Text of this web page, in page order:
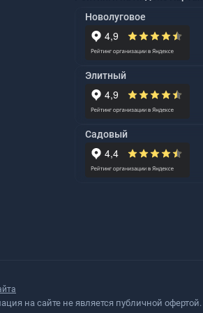
Новолуговое
Элитный
Садовый
на сайте не является публичной офертой.